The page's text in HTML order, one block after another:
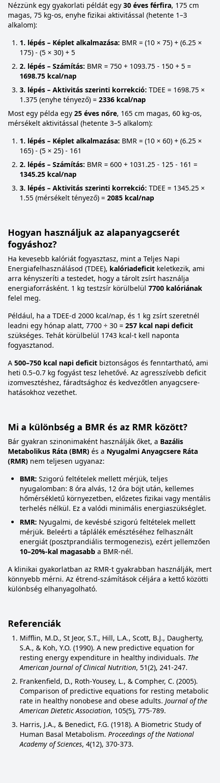
Nézzünk egy gyakorlati példát egy 30 éves férfira, 175 cm
magas, 75 kg-os, enyhe fizikai aktivitással (hetente 1–3
alkalom):
1. lépés – Képlet alkalmazása: BMR = (10 × 75) + (6.25 ×
175) - (5 × 30) + 5
2. lépés – Számítás: BMR = 750 + 1093.75 - 150 + 5 =
1698.75 kcal/nap
3. lépés – Aktivitás szerinti korrekció: TDEE = 1698.75 ×
1.375 (enyhe tényező) = 2336 kcal/nap
Most egy példa egy 25 éves nőre, 165 cm magas, 60 kg-os,
mérsékelt aktivitással (hetente 3–5 alkalom):
1. lépés – Képlet alkalmazása: BMR = (10 × 60) + (6.25 ×
165) - (5 × 25) - 161
2. lépés – Számítás: BMR = 600 + 1031.25 - 125 - 161 =
1345.25 kcal/nap
3. lépés – Aktivitás szerinti korrekció: TDEE = 1345.25 ×
1.55 (mérsékelt tényező) = 2085 kcal/nap
Hogyan használjuk az alapanyagcserét
fogyáshoz?
Ha kevesebb kalóriát fogyasztasz, mint a Teljes Napi
Energiafelhasználásod (TDEE), kalóriadeficit keletkezik, ami
arra kényszeríti a testedet, hogy a tárolt zsírt használja
energiaforrásként. 1 kg testzsír körülbelül 7700 kalóriának
felel meg.
Például, ha a TDEE-d 2000 kcal/nap, és 1 kg zsírt szeretnél
leadni egy hónap alatt, 7700 ÷ 30 = 257 kcal napi deficit
szükséges. Tehát körülbelül 1743 kcal-t kell naponta
fogyasztanod.
A 500–750 kcal napi deficit biztonságos és fenntartható, ami
heti 0.5–0.7 kg fogyást tesz lehetővé. Az agresszívebb deficit
izomvesztéshez, fáradtsághoz és kedvezőtlen anyagcsere-
hatásokhoz vezethet.
Mi a különbség a BMR és az RMR között?
Bár gyakran szinonimaként használják őket, a Bazális
Metabolikus Ráta (BMR) és a Nyugalmi Anyagcsere Ráta
(RMR) nem teljesen ugyanaz:
BMR: Szigorú feltételek mellett mérjük, teljes
nyugalomban: 8 óra alvás, 12 óra böjt után, kellemes
hőmérsékletű környezetben, előzetes fizikai vagy mentális
terhelés nélkül. Ez a valódi minimális energiaszükséglet.
RMR: Nyugalmi, de kevésbé szigorú feltételek mellett
mérjük. Beleérti a táplálék emésztéséhez felhasznált
energiát (posztprandiális termogenezis), ezért jellemzően
10–20%-kal magasabb a BMR-nél.
A klinikai gyakorlatban az RMR-t gyakrabban használják, mert
könnyebb mérni. Az étrend-számítások céljára a kettő közötti
különbség elhanyagolható.
Referenciák
Mifflin, M.D., St Jeor, S.T., Hill, L.A., Scott, B.J., Daugherty,
S.A., & Koh, Y.O. (1990). A new predictive equation for
resting energy expenditure in healthy individuals. The
American Journal of Clinical Nutrition, 51(2), 241-247.
Frankenfield, D., Roth-Yousey, L., & Compher, C. (2005).
Comparison of predictive equations for resting metabolic
rate in healthy nonobese and obese adults. Journal of the
American Dietetic Association, 105(5), 775-789.
Harris, J.A., & Benedict, F.G. (1918). A Biometric Study of
Human Basal Metabolism. Proceedings of the National
Academy of Sciences, 4(12), 370-373.